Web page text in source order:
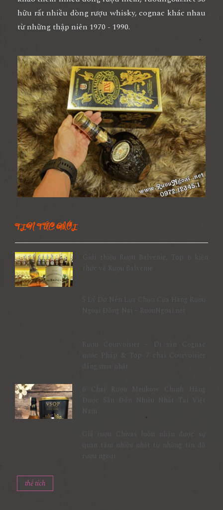
hữu rất nhiều dòng rượu whisky, cognac khác nhau
từ những thập niên 1970 - 1990.
TIN TỨC MỚI
Rượu Courvoisier – Di sản Cognac
thể tích